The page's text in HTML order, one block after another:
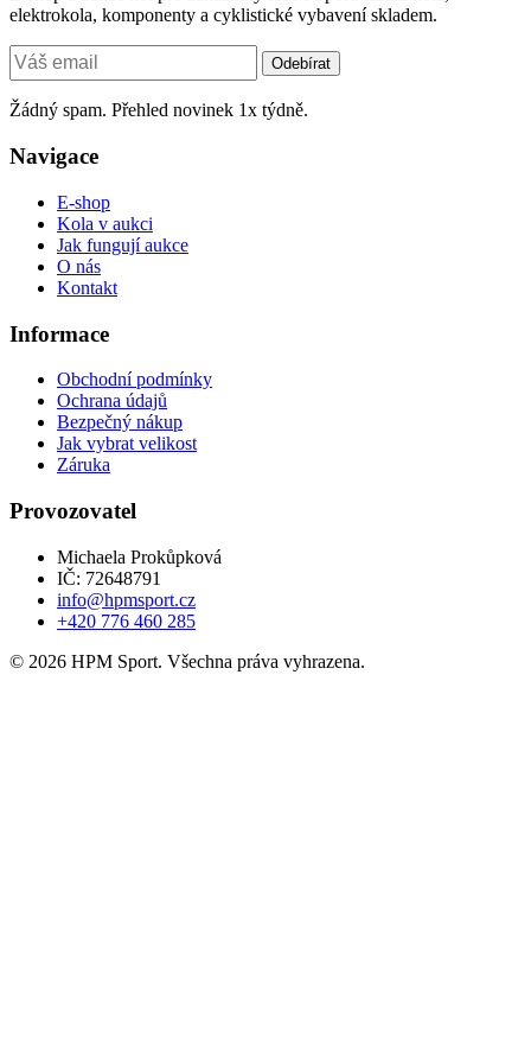
elektrokola, komponenty a cyklistické vybavení skladem.
Odebírat
Žádný spam. Přehled novinek 1x týdně.
Navigace
E-shop
Kola v aukci
Jak fungují aukce
O nás
Kontakt
Informace
Obchodní podmínky
Ochrana údajů
Bezpečný nákup
Jak vybrat velikost
Záruka
Provozovatel
Michaela Prokůpková
IČ: 72648791
info@hpmsport.cz
+420 776 460 285
© 2026 HPM Sport. Všechna práva vyhrazena.